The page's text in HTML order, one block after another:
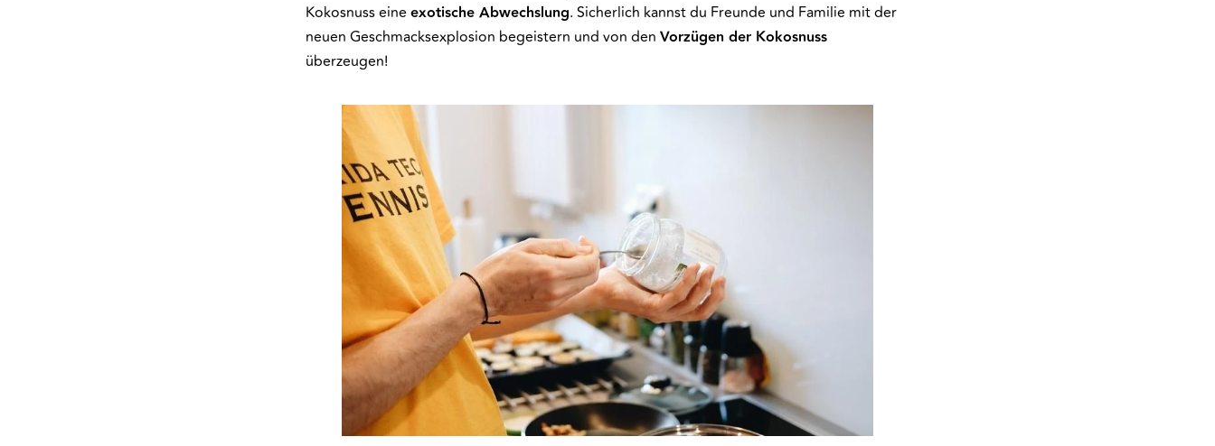
Kokosnuss eine exotische Abwechslung. Sicherlich kannst du Freunde und Familie mit der
neuen Geschmacksexplosion begeistern und von den Vorzügen der Kokosnuss
überzeugen!